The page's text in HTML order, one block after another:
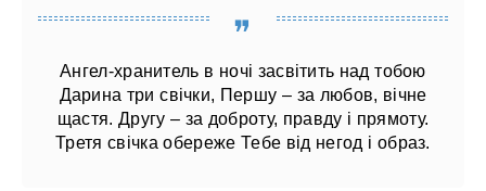
Ангел-хранитель в ночі засвітить над тобою
Дарина три свічки, Першу – за любов, вічне
щастя. Другу – за доброту, правду і прямоту.
Третя свічка обереже Тебе від негод і образ.